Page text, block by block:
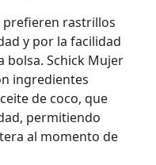
prefieren rastrillos
y por la facilidad
bolsa. Schick Mujer
ingredientes
de coco, que
permitiendo
al momento de